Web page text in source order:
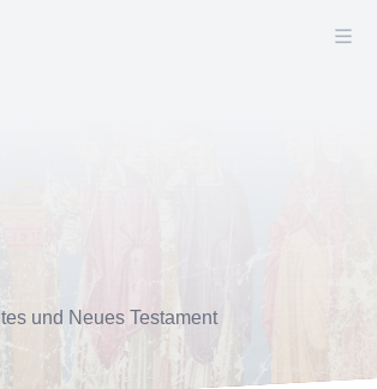
und Neues Testament